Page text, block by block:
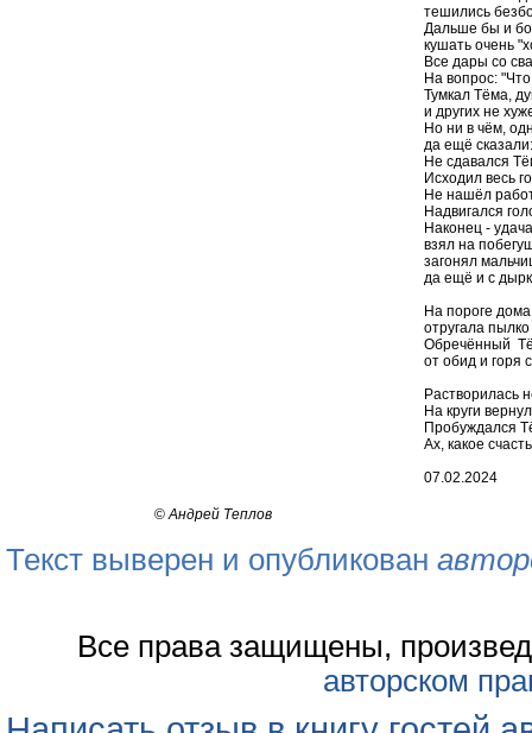
тешились
Дальше бы и
кушать очень
Все дары со
На вопрос:
Тумкал Тёма,
и других не
Но ни в чём,
да ещё
Не сдавался
Исходил весь
Не нашёл
Надвигался
Наконец -
взял на
загонял
да ещё и с
На пороге
отругала
Обречённый
от обид и горя
Растворилась
На круги
Пробуждался
Ах, какое
07.02.2024
©Андрей Теплов
Текст выверен и опубликован
Все права защищены,
авторском